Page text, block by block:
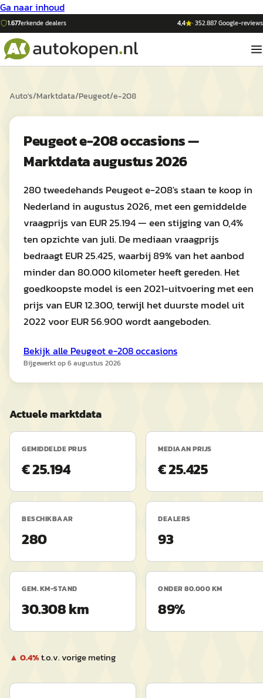
Ga naar inhoud
1.677erkende dealers 4,4 ·352.887Google-reviews
Auto's/Marktdata/Peugeot/e-208
Peugeot e-208 occasions —
Marktdata augustus 2026
280 tweedehands Peugeot e-208's staan te koop in
Nederland in augustus 2026, met een gemiddelde
vraagprijs van EUR 25.194 — een stijging van 0,4%
ten opzichte van juli. De mediaan vraagprijs
bedraagt EUR 25.425, waarbij 89% van het aanbod
minder dan 80.000 kilometer heeft gereden. Het
goedkoopste model is een 2021-uitvoering met een
prijs van EUR 12.300, terwijl het duurste model uit
2022 voor EUR 56.900 wordt aangeboden.
Bekijk alle Peugeote-208occasions
Bijgewerkt op6 augustus 2026
Actuele marktdata
GEMIDDELDE PRIJS
€ 25.194
MEDIAAN PRIJS
€ 25.425
BESCHIKBAAR
280
DEALERS
93
GEM. KM-STAND
30.308 km
ONDER 80.000 KM
89%
▲ 0.4%t.o.v. vorige meting